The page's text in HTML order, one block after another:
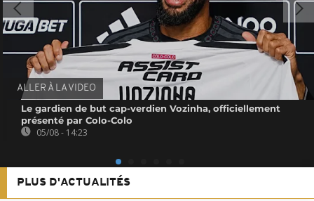
ALLER À LA VIDEO
Le gardien de but cap-verdien Vozinha, officiellement
présenté par Colo-Colo
05/08 - 14:23
PLUS D'ACTUALITÉS